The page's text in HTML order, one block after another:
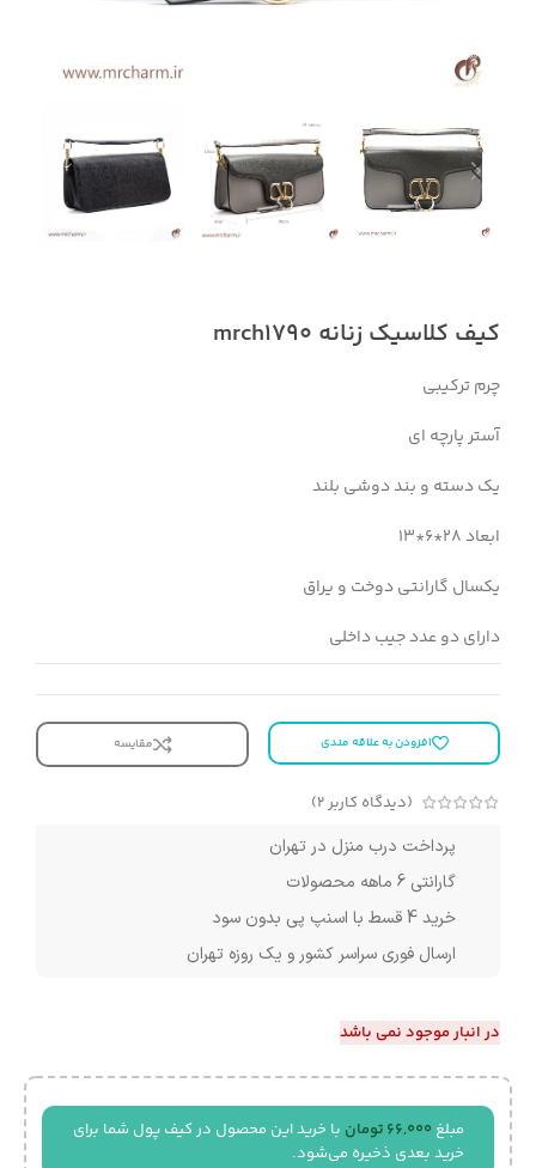
کیف کلاسیک زنانه mrch1790
چرم ترکیبی
آستر پارچه ای
یک دسته و بند دوشی بلند
ابعاد 28*6*13
یکسال گارانتی دوخت و یراق
دارای دو عدد جیب داخلی
افزودن به علاقه مندی مقایسه
(دیدگاه کاربر2
)
پرداخت درب منزل در تهران
گارانتی 6 ماهه محصولات
خرید 4 قسط با اسنپ پی بدون سود
ارسال فوری سراسر کشور و یک روزه تهران
در انبار موجود نمی باشد
مبلغ 66,000 تومان با خرید این محصول در کیف پول شما برای
خرید بعدی ذخیره می‌شود.